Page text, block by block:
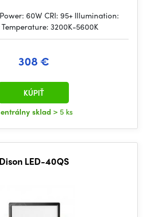
60W CRI: 95+ Illumination:
3200K-5600K
308 €
sklad > 5 ks
KÚPIŤ
Dison LED-40QS